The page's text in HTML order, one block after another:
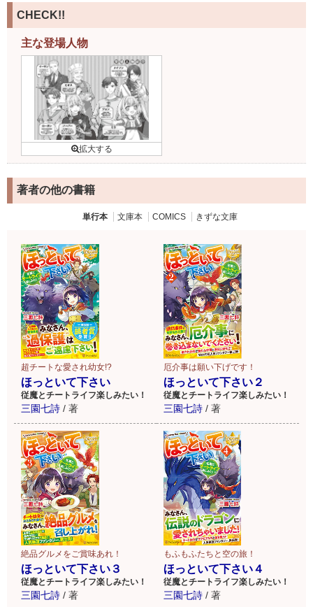
CHECK!!
主な登場人物
著者の他の書籍
単行本 文庫本 COMICS きずな文庫
超チートな愛され幼女!?
ほっといて下さい
従魔とチートライフ楽しみたい！
三園七詩 / 著
厄介事は願い下げです！
ほっといて下さい２
従魔とチートライフ楽しみたい！
三園七詩 / 著
絶品グルメをご賞味あれ！
ほっといて下さい３
従魔とチートライフ楽しみたい！
三園七詩 / 著
もふもふたちと空の旅！
ほっといて下さい４
従魔とチートライフ楽しみたい！
三園七詩 / 著